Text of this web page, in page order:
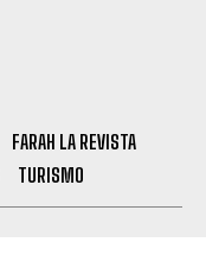
FARAH LA REVISTA
TURISMO